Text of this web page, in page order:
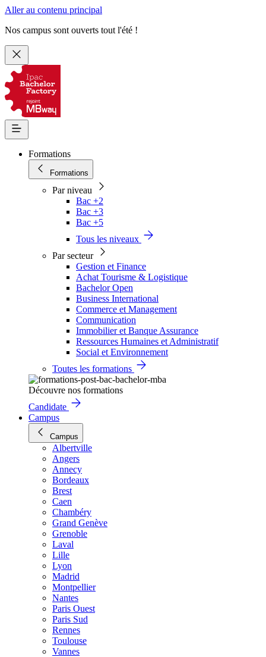
Aller au contenu principal
Nos campus sont ouverts tout l'été !
Formations
Formations
Par niveau
Bac +2
Bac +3
Bac +5
Tous les niveaux
Par secteur
Gestion et Finance
Achat Tourisme & Logistique
Bachelor Open
Business International
Commerce et Management
Communication
Immobilier et Banque Assurance
Ressources Humaines et Administratif
Social et Environnement
Toutes les formations
Découvre nos formations
Candidate
Campus
Campus
Albertville
Angers
Annecy
Bordeaux
Brest
Caen
Chambéry
Grand Genève
Grenoble
Laval
Lille
Lyon
Madrid
Montpellier
Nantes
Paris Ouest
Paris Sud
Rennes
Toulouse
Vannes